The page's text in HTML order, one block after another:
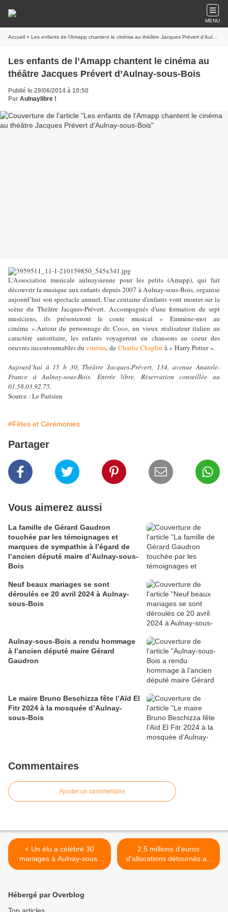
MENU
Accueil » Les enfants de l’Amapp chantent le cinéma au théâtre Jacques Prévert d’Aulnay-sous-Bois
Les enfants de l’Amapp chantent le cinéma au
théâtre Jacques Prévert d’Aulnay-sous-Bois
Publié le 29/06/2014 à 10:50
Par Aulnaylibre !
L'Association musicale aulnaysienne pour les petits (Amapp), qui fait
découvrir la musique aux enfants depuis 2007 à Aulnay-sous-Bois, organise
aujourd’hui son spectacle annuel. Une centaine d'enfants vont monter sur la
scène du Théâtre Jacques-Prévert. Accompagnés d'une formation de sept
musiciens, ils présenteront le conte musical « Emmène-moi au
cinéma ».Autour du personnage de Coco, un vieux réalisateur italien au
caractère autoritaire, les enfants voyageront en chansons au coeur des
oeuvres incontournables du cinéma, de Charlie Chaplin à « Harry Potter ».
Aujourd’hui à 15 h 30, Théâtre Jacques-Prévert, 134, avenue Anatole-
France à Aulnay-sous-Bois. Entrée libre. Réservation conseillée au
01.58.03.92.75.
Source : Le Parisien
#Fêtes et Cérémonies
Partager
Vous aimerez aussi
La famille de Gérard Gaudron
touchée par les témoignages et
marques de sympathie à l’égard de
l’ancien député maire d’Aulnay-sous-
Bois
Neuf beaux mariages se sont
déroulés ce 20 avril 2024 à Aulnay-
sous-Bois
Aulnay-sous-Bois a rendu hommage
à l’ancien député maire Gérard
Gaudron
Le maire Bruno Beschizza fête l’Aïd El
Fitr 2024 à la mosquée d’Aulnay-
sous-Bois
Commentaires
Ajouter un commentaire
< Un élu a célébré 30
mariages à Aulnay-sous-
Bois sans en avoir le droit
2,5 millions d’euros
d’allocations détournés au
conseil général du 93 >
Hébergé par Overblog